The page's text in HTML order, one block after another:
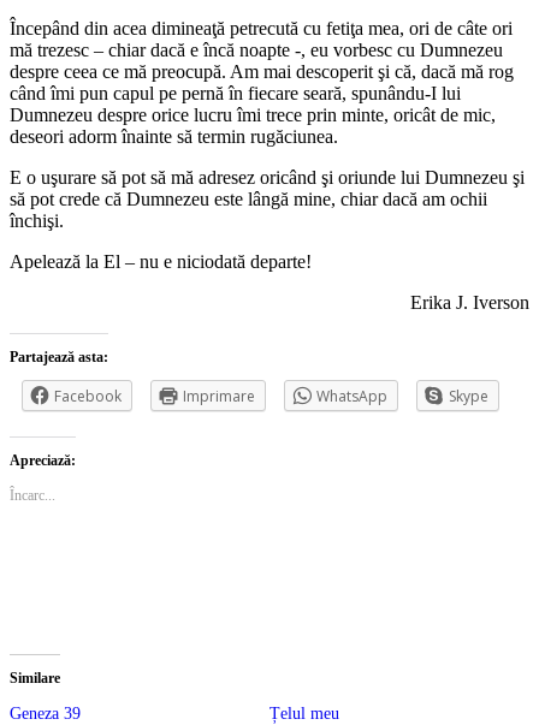
Începând din acea dimineaţă petrecută cu fetiţa mea, ori de câte ori
mă trezesc – chiar dacă e încă noapte -, eu vorbesc cu Dumnezeu
despre ceea ce mă preocupă. Am mai descoperit şi că, dacă mă rog
când îmi pun capul pe pernă în fiecare seară, spunându-I lui
Dumnezeu despre orice lucru îmi trece prin minte, oricât de mic,
deseori adorm înainte să termin rugăciunea.
E o uşurare să pot să mă adresez oricând şi oriunde lui Dumnezeu şi
să pot crede că Dumnezeu este lângă mine, chiar dacă am ochii
închişi.
Apelează la El – nu e niciodată departe!
Erika J. Iverson
Partajează asta:
Facebook Imprimare WhatsApp Skype
Apreciază:
Încarc...
Similare
Geneza 39 Țelul meu